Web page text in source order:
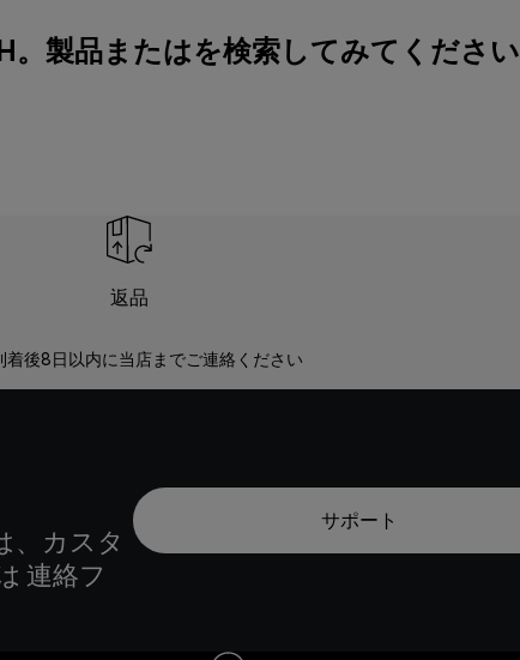
製品またはを検索してみてください
返品
着後8日以内に当店までご連絡ください
、カスタ
連絡フ
サポート